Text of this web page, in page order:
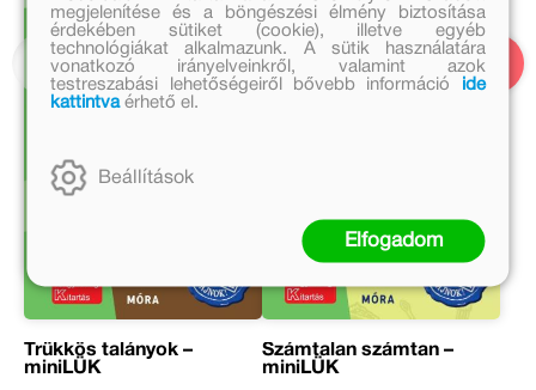
Trükkös talányok –
miniLÜK
Számtalan számtan –
miniLÜK
megjelenítése és a böngészési élmény biztosítása
érdekében sütiket (cookie), illetve egyéb
technológiákat alkalmazunk. A sütik használatára
vonatkozó irányelveinkről, valamint azok
testreszabási lehetőségeiről bővebb információ
ide
kattintvaérhető el.
Beállítások
Elfogadom